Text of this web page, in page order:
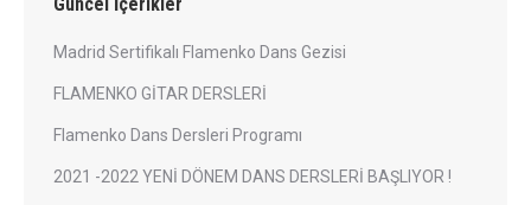
Madrid Sertifikalı Flamenko Dans Gezisi
FLAMENKO GİTAR DERSLERİ
Flamenko Dans Dersleri Programı
2021 -2022 YENİ DÖNEM DANS DERSLERİ BAŞLIYOR !